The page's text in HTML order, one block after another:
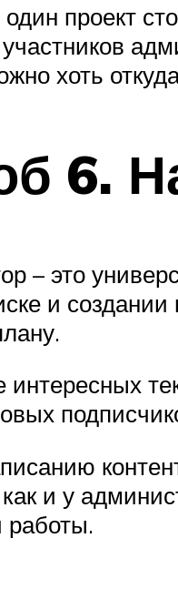
проект
хоть
6.
– это
и
интересных
и у
работы.